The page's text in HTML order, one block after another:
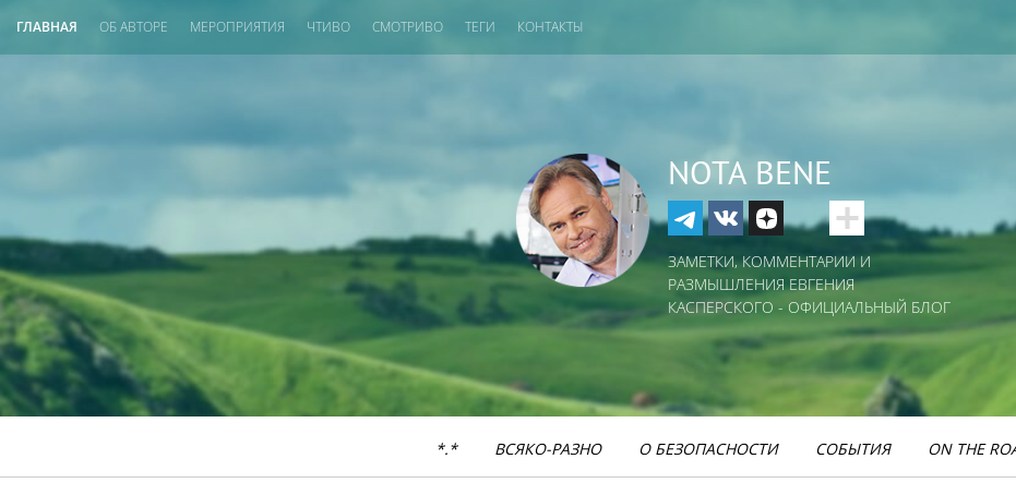
ГЛАВНАЯ ОБ АВТОРЕ МЕРОПРИЯТИЯ ЧТИВО СМОТРИВО ТЕГИ КОНТАКТЫ
NOTA BENE
ЗАМЕТКИ, КОММЕНТАРИИ И
РАЗМЫШЛЕНИЯ ЕВГЕНИЯ
КАСПЕРСКОГО - ОФИЦИАЛЬНЫЙ БЛОГ
*.* ВСЯКО-РАЗНО О БЕЗОПАСНОСТИ СОБЫТИЯ ON THE